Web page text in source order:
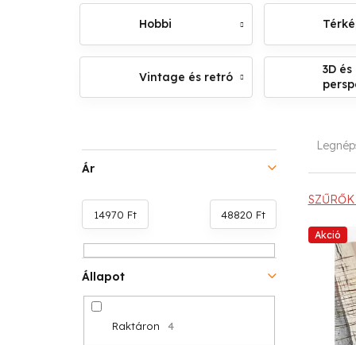
Hobbi
Vintage és retró
3D és
l
d
a
l
s
ó
Ár
14970 Ft 48820 Ft
Állapot
Raktáron 4
T
r
m
TAkció